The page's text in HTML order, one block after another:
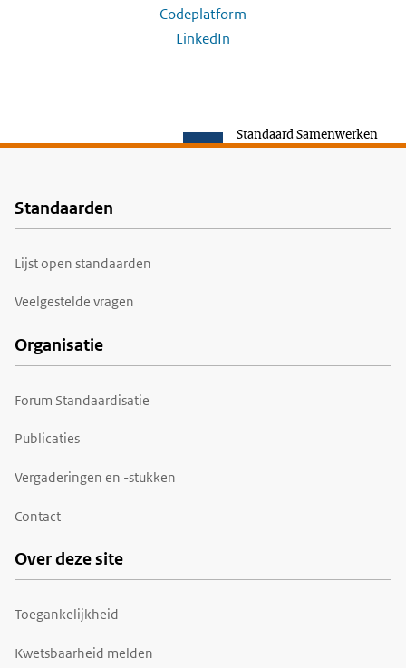
Codeplatform
LinkedIn
Standaard Samenwerken
Voet
Standaarden
Lijst open standaarden
Veelgestelde vragen
Organisatie
Forum Standaardisatie
Publicaties
Vergaderingen en -stukken
Contact
Over deze site
Toegankelijkheid
Kwetsbaarheid melden